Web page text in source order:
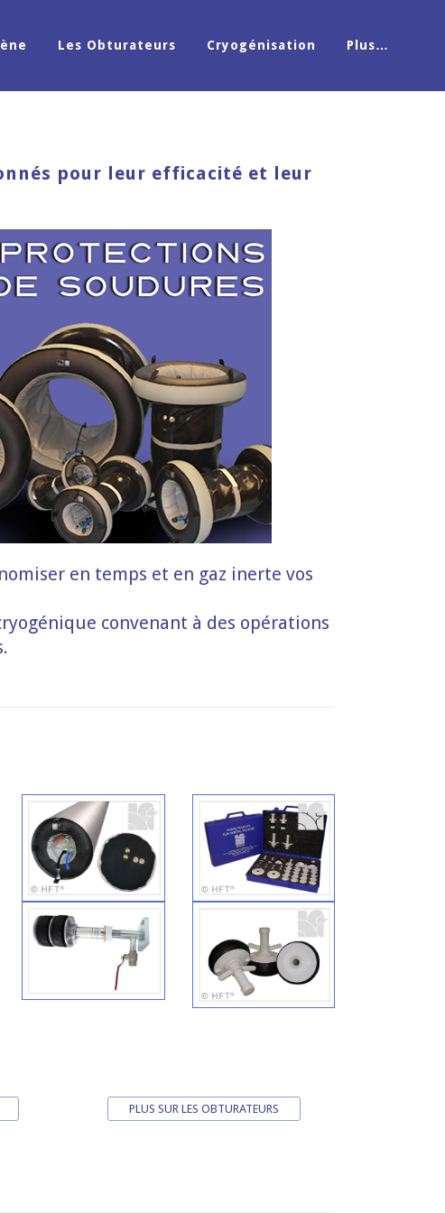
Les Obturateurs Cryogénisation Plus…
pour leur efficacité et leur
en temps et en gaz inerte vos
convenant à des opérations
PLUS SUR LES OBTURATEURS